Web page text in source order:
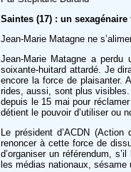
Saintes (17) : un
Jean-Marie Matagne ne
Jean-Marie Matagne a
soixante-huitard attardé. Je
encore la force de plaisanter.
rides, aussi, sont plus
depuis le 15 mai pour
détient le pouvoir d’utiliser ou
Le président d’ACDN
renoncer à cette force de
d’organiser un référendum,
les médias nationaux, sésame